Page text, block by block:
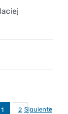
1 2 Siguiente